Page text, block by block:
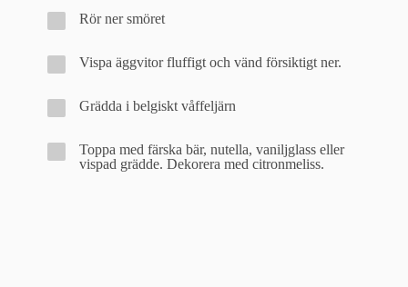
Rör ner smöret
Vispa äggvitor fluffigt och vänd försiktigt ner.
Grädda i belgiskt våffeljärn
Toppa med färska bär, nutella, vaniljglass eller
vispad grädde. Dekorera med citronmeliss.